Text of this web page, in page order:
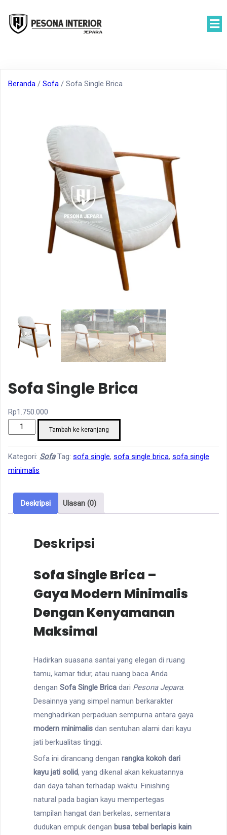
Beranda / Sofa / Sofa Single Brica
Sofa Single Brica
Rp1.750.000
Kuantitas
Single
Brica
Tambah ke keranjang
Kategori: Sofa Tag: sofa single, sofa single brica, sofa single
minimalis
Deskripsi Ulasan (0)
Deskripsi
Sofa Single Brica –
Gaya Modern Minimalis
Dengan Kenyamanan
Maksimal
Hadirkan suasana santai yang elegan di ruang
tamu, kamar tidur, atau ruang baca Anda
dengan Sofa Single Brica dari Pesona Jepara.
Desainnya yang simpel namun berkarakter
menghadirkan perpaduan sempurna antara gaya
modern minimalis dan sentuhan alami dari kayu
jati berkualitas tinggi.
Sofa ini dirancang dengan rangka kokoh dari
kayu jati solid, yang dikenal akan kekuatannya
dan daya tahan terhadap waktu. Finishing
natural pada bagian kayu mempertegas
tampilan hangat dan berkelas, sementara
dudukan empuk dengan busa tebal berlapis kain